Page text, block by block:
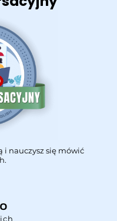
i nauczysz się mówić